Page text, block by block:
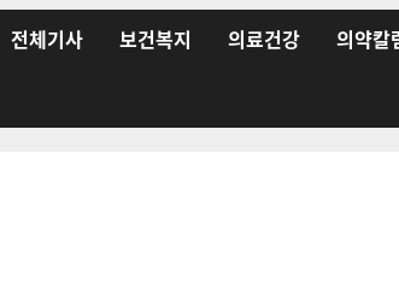
전체기사 보건복지 의료건강 의약칼